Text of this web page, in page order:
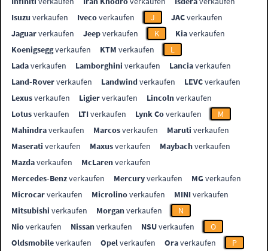
Isuzu verkaufen Ivecoverkaufen J JACverkaufen
Jaguarverkaufen Jeepverkaufen K Kiaverkaufen
Koenigseggverkaufen KTM verkaufen
L
Ladaverkaufen Lamborghini verkaufen Lanciaverkaufen
Land-Roververkaufen Landwindverkaufen LEVCverkaufen
Lexusverkaufen Ligierverkaufen Lincolnverkaufen
Lotusverkaufen LTIverkaufen Lynk Coverkaufen
M
Mahindraverkaufen Marcosverkaufen Maruti verkaufen
Maserati verkaufen Maxusverkaufen Maybachverkaufen
Mazdaverkaufen McLarenverkaufen
Mercedes-Benzverkaufen Mercuryverkaufen MGverkaufen
Microcarverkaufen Microlinoverkaufen MINIverkaufen
Mitsubishi verkaufen Morganverkaufen
N
Nioverkaufen Nissanverkaufen NSUverkaufen
O
Oldsmobileverkaufen Opelverkaufen Oraverkaufen
P